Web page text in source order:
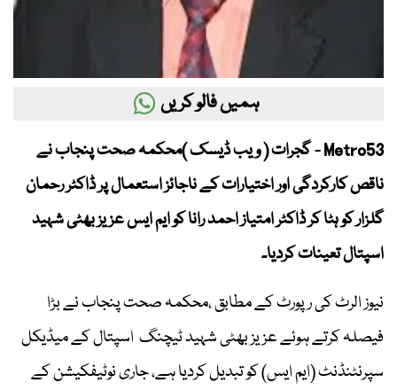
ہمیں فالو کریں
Metro53 - گجرات ( ویب ڈیسک )محکمہ صحت پنجاب نے
ناقص کارکردگی اور اختیارات کے ناجائز استعمال پر ڈاکٹر رحمان
گلزار کو ہٹا کر ڈاکٹر امتیاز احمد رانا کو ایم ایس عزیز بھٹی شہید
اسپتال تعینات کردیا۔
نیوز الرٹ کی رپورٹ کے مطابق ،محکمہ صحت پنجاب نے بڑا
فیصلہ کرتے ہوئے عزیز بھٹی شہید ٹیچنگ اسپتال کے میڈیکل
سپرنٹنڈنٹ (ایم ایس) کو تبدیل کردیا ہے، جاری نوٹیفکیشن کے